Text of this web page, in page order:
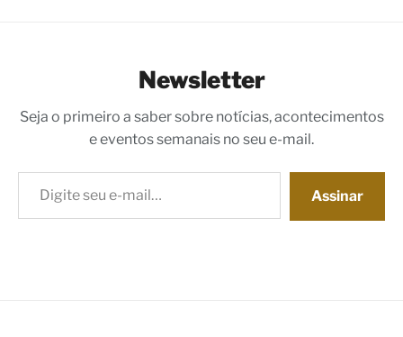
Newsletter
Seja o primeiro a saber sobre notícias, acontecimentos
e eventos semanais no seu e-mail.
Digite seu e-mail…
Assinar